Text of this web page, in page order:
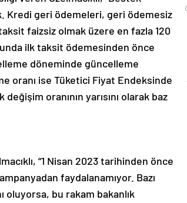
Kredi geri ödemeleri, geri ödemesiz
faizsiz olmak üzere en fazla 120
ilk taksit ödemesinden önce
döneminde güncelleme
oranı ise Tüketici Fiyat Endeksinde
oranının yarısını olarak baz
“1 Nisan 2023 tarihinden önce
faydalanamıyor. Bazı
oluyorsa, bu rakam bakanlık